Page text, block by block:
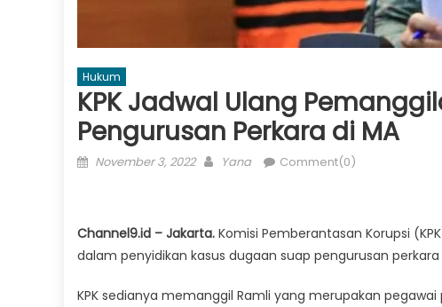
Hukum
KPK Jadwal Ulang
Pengurusan Perkara di MA
Posted
November 3, 2022 Author
Yana Comment(0)
Channel9.id – Jakarta. Komisi Pemberantasan Korupsi
dalam penyidikan kasus dugaan suap pengurusan
KPK sedianya memanggil Ramli yang merupakan